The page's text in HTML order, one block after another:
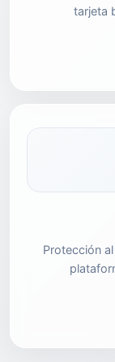
tarjeta
Protección